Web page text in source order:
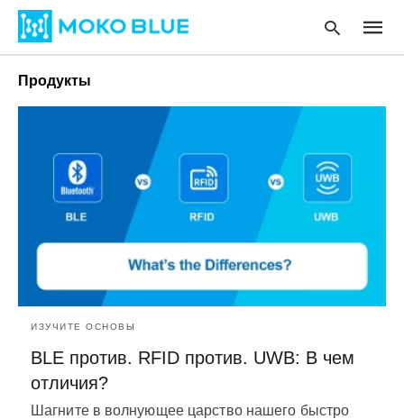
Продукты
ИЗУЧИТЕ ОСНОВЫ
BLE против. RFID против. UWB: В чем
отличия?
Шагните в волнующее царство нашего быстро